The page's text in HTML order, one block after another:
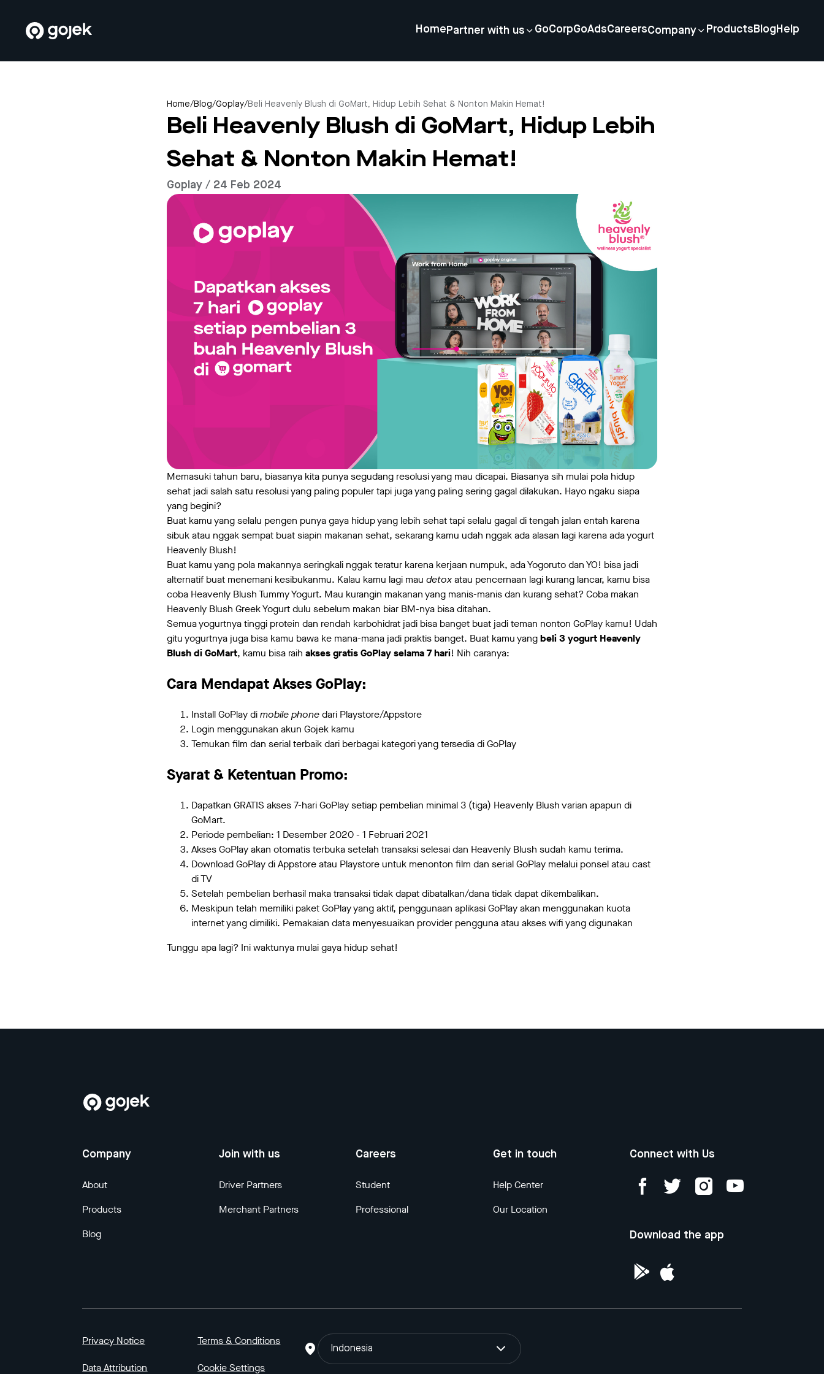
Home Partner with us GoCorpGoAdsCareersCompany Products Blog Help
Home/Blog/Goplay/Beli Heavenly Blush di GoMart, Hidup Lebih Sehat & Nonton Makin Hemat!
Beli Heavenly Blush di GoMart, Hidup Lebih
Sehat & Nonton Makin Hemat!
Goplay / 24 Feb 2024
Memasuki tahun baru, biasanya kita punya segudang resolusi yang mau dicapai. Biasanya sih mulai pola hidup
sehat jadi salah satu resolusi yang paling populer tapi juga yang paling sering gagal dilakukan. Hayo ngaku siapa
yang begini?
Buat kamu yang selalu pengen punya gaya hidup yang lebih sehat tapi selalu gagal di tengah jalan entah karena
sibuk atau nggak sempat buat siapin makanan sehat, sekarang kamu udah nggak ada alasan lagi karena ada yogurt
Heavenly Blush!
Buat kamu yang pola makannya seringkali nggak teratur karena kerjaan numpuk, ada Yogoruto dan YO! bisa jadi
alternatif buat menemani kesibukanmu. Kalau kamu lagi mau detoxatau pencernaan lagi kurang lancar, kamu bisa
coba Heavenly Blush Tummy Yogurt. Mau kurangin makanan yang manis-manis dan kurang sehat? Coba makan
Heavenly Blush Greek Yogurt dulu sebelum makan biar BM-nya bisa ditahan.
Semua yogurtnya tinggi protein dan rendah karbohidrat jadi bisa banget buat jadi teman nonton GoPlay kamu! Udah
gitu yogurtnya juga bisa kamu bawa ke mana-mana jadi praktis banget. Buat kamu yangbeli 3 yogurt Heavenly
Blush di GoMart, kamu bisa raih akses gratis GoPlay selama 7 hari! Nih caranya:
Cara Mendapat Akses GoPlay:
Install GoPlay dimobile phonedari Playstore/Appstore
Login menggunakan akun Gojek kamu
Temukan film dan serial terbaik dari berbagai kategori yang tersedia di GoPlay
Syarat & Ketentuan Promo:
Dapatkan GRATIS akses 7-hari GoPlay setiap pembelian minimal 3 (tiga) Heavenly Blush varian apapun di
GoMart.
Periode pembelian: 1 Desember 2020 - 1 Februari 2021
Akses GoPlay akan otomatis terbuka setelah transaksi selesai dan Heavenly Blush sudah kamu terima.
Download GoPlay di Appstore atau Playstore untuk menonton film dan serial GoPlay melalui ponsel atau cast
di TV
Setelah pembelian berhasil maka transaksi tidak dapat dibatalkan/dana tidak dapat dikembalikan.
Meskipun telah memiliki paket GoPlay yang aktif, penggunaan aplikasi GoPlay akan menggunakan kuota
internet yang dimiliki. Pemakaian data menyesuaikan provider pengguna atau akses wifi yang digunakan
Tunggu apa lagi? Ini waktunya mulai gaya hidup sehat!
Company
About
Products
Blog
Join with us
Driver Partners
Merchant Partners
Careers
Student
Professional
Get in touch
Help Center
Our Location
Connect with Us
Download the app
Privacy Notice Terms & Conditions
Data Attribution Cookie Settings
Indonesia